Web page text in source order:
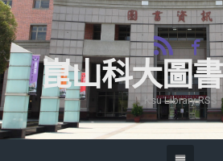
崑山科大圖
Ksu Library RSS